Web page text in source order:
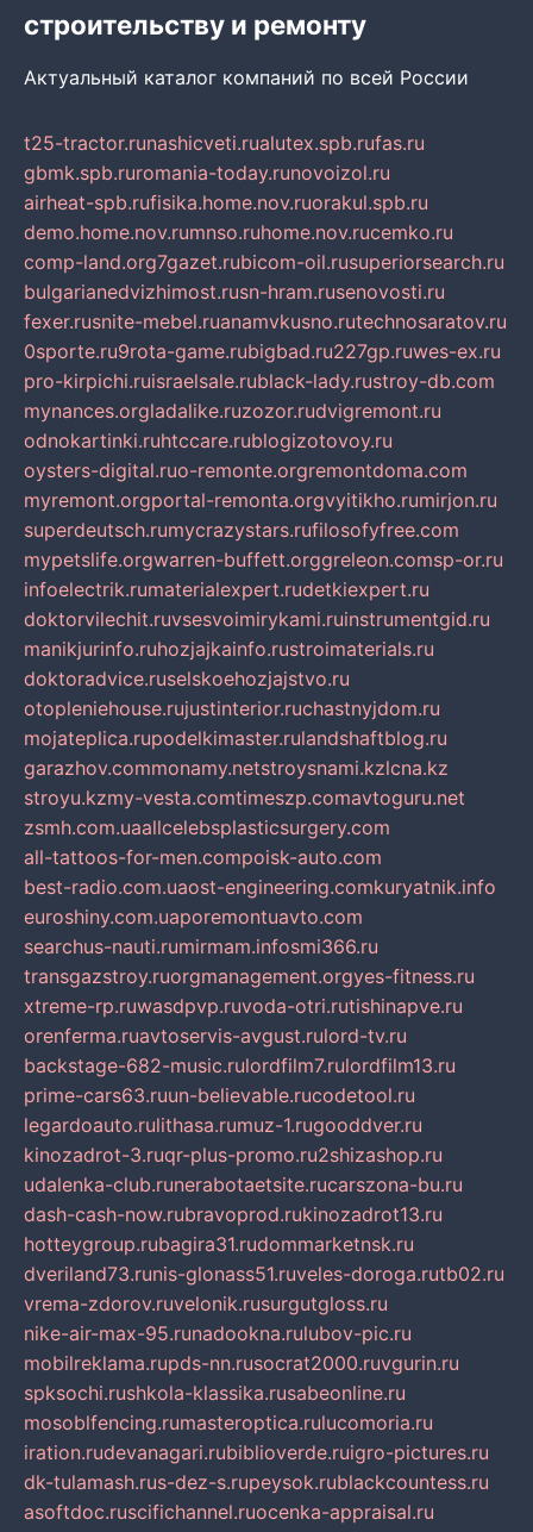
строительству и ремонту
Актуальный каталог компаний по всей России
t25-tractor.runashicveti.rualutex.spb.rufas.ru
gbmk.spb.ruromania-today.runovoizol.ru
airheat-spb.rufisika.home.nov.ruorakul.spb.ru
demo.home.nov.rumnso.ruhome.nov.rucemko.ru
comp-land.org7gazet.rubicom-oil.rusuperiorsearch.ru
bulgarianedvizhimost.rusn-hram.rusenovosti.ru
fexer.rusnite-mebel.ruanamvkusno.rutechnosaratov.ru
0sporte.ru9rota-game.rubigbad.ru227gp.ruwes-ex.ru
pro-kirpichi.ruisraelsale.rublack-lady.rustroy-db.com
mynances.orgladalike.ruzozor.rudvigremont.ru
odnokartinki.ruhtccare.rublogizotovoy.ru
oysters-digital.ruo-remonte.orgremontdoma.com
myremont.orgportal-remonta.orgvyitikho.rumirjon.ru
superdeutsch.rumycrazystars.rufilosofyfree.com
mypetslife.orgwarren-buffett.orggreleon.comsp-or.ru
infoelectrik.rumaterialexpert.rudetkiexpert.ru
doktorvilechit.ruvsesvoimirykami.ruinstrumentgid.ru
manikjurinfo.ruhozjajkainfo.rustroimaterials.ru
doktoradvice.ruselskoehozjajstvo.ru
otopleniehouse.rujustinterior.ruchastnyjdom.ru
mojateplica.rupodelkimaster.rulandshaftblog.ru
garazhov.commonamy.netstroysnami.kzlcna.kz
stroyu.kzmy-vesta.comtimeszp.comavtoguru.net
zsmh.com.uaallcelebsplasticsurgery.com
all-tattoos-for-men.compoisk-auto.com
best-radio.com.uaost-engineering.comkuryatnik.info
euroshiny.com.uaporemontuavto.com
searchus-nauti.rumirmam.infosmi366.ru
transgazstroy.ruorgmanagement.orgyes-fitness.ru
xtreme-rp.ruwasdpvp.ruvoda-otri.rutishinapve.ru
orenferma.ruavtoservis-avgust.rulord-tv.ru
backstage-682-music.rulordfilm7.rulordfilm13.ru
prime-cars63.ruun-believable.rucodetool.ru
legardoauto.rulithasa.rumuz-1.rugooddver.ru
kinozadrot-3.ruqr-plus-promo.ru2shizashop.ru
udalenka-club.runerabotaetsite.rucarszona-bu.ru
dash-cash-now.rubravoprod.rukinozadrot13.ru
hotteygroup.rubagira31.rudommarketnsk.ru
dveriland73.runis-glonass51.ruveles-doroga.rutb02.ru
vrema-zdorov.ruvelonik.rusurgutgloss.ru
nike-air-max-95.runadookna.rulubov-pic.ru
mobilreklama.rupds-nn.rusocrat2000.ruvgurin.ru
spksochi.rushkola-klassika.rusabeonline.ru
mosoblfencing.rumasteroptica.rulucomoria.ru
iration.rudevanagari.rubiblioverde.ruigro-pictures.ru
dk-tulamash.rus-dez-s.rupeysok.rublackcountess.ru
asoftdoc.ruscifichannel.ruocenka-appraisal.ru